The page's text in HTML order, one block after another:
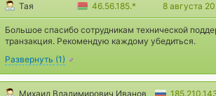
Тая 46.56.185.* 8 августа
Большое спасибо сотрудникам технической
транзакция. Рекомендую каждому убедиться.
Развернуть (1)
Михаил Владимирович Иванов